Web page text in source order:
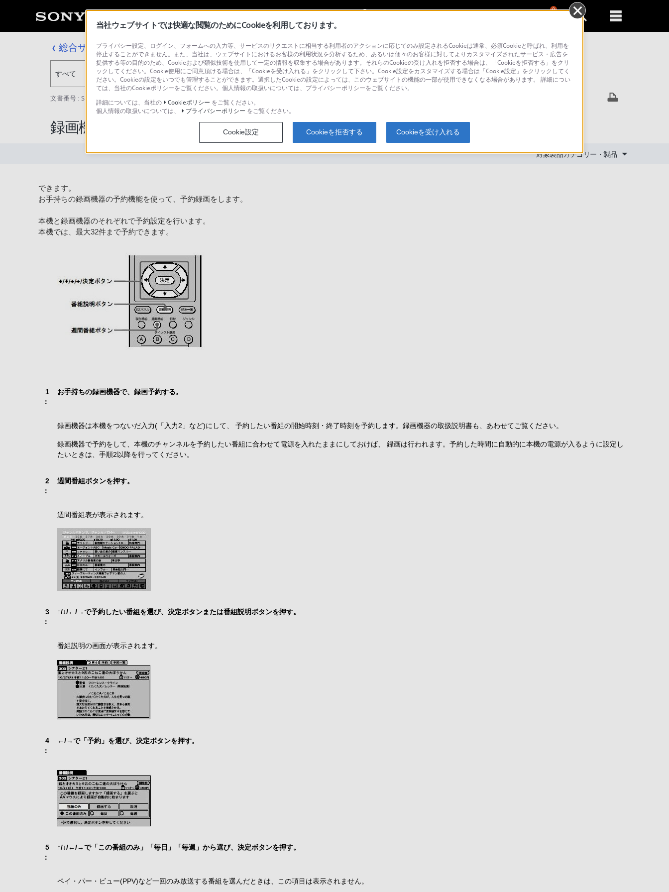
0
総合サポート・お問い合わせ
すべて 検索
文書番号 : S1110278008739 / 最終更新日 : 2025/03/11
録画機に本機のAVマウスが対応しない場合、予約録画はできますか？
対象製品カテゴリー・製品
できます。
お手持ちの録画機器の予約機能を使って、予約録画をします。
本機と録画機器のそれぞれで予約設定を行います。
本機では、最大32件まで予約できます。
1
：
お手持ちの録画機器で、録画予約する。
録画機器は本機をつないだ入力(「入力2」など)にして、 予約したい番組の開始時刻・終了時刻を予約します。録画機器の取扱説明書も、あわせてご覧ください。
録画機器で予約をして、本機のチャンネルを予約したい番組に合わせて電源を入れたままにしておけば、 録画は行われます。予約した時間に自動的に本機の電源が入るように設定し
たいときは、手順2以降を行ってください。
2
：
週間番組ボタンを押す。
週間番組表が表示されます。
3
：
↑/↓/←/→で予約したい番組を選び、決定ボタンまたは番組説明ボタンを押す。
番組説明の画面が表示されます。
4
：
←/→で「予約」を選び、決定ボタンを押す。
5
：
↑/↓/←/→で「この番組のみ」「毎日」「毎週」から選び、決定ボタンを押す。
ペイ・パー・ビュー(PPV)など一回のみ放送する番組を選んだときは、この項目は表示されません。
当社ウェブサイトでは快適な閲覧のためにCookieを利用しております。
プライバシー設定、ログイン、フォームへの入力等、サービスのリクエストに相当する利用者のアクションに応じてのみ設定されるCookieは通常、必須Cookieと呼ばれ、利用を
停止することができません。また、当社は、ウェブサイトにおけるお客様の利用状況を分析するため、あるいは個々のお客様に対してよりカスタマイズされたサービス・広告を
提供する等の目的のため、Cookieおよび類似技術を使用して一定の情報を収集する場合があります。それらのCookieの受け入れを拒否する場合は、「Cookieを拒否する」をクリ
ックしてください。Cookie使用にご同意頂ける場合は、「Cookieを受け入れる」をクリックして下さい。Cookie設定をカスタマイズする場合は「Cookie設定」をクリックしてく
ださい。Cookieの設定をいつでも管理することができます。選択したCookieの設定によっては、このウェブサイトの機能の一部が使用できなくなる場合があります。 詳細につい
ては、当社のCookieポリシーをご覧ください。個人情報の取扱いについては、プライバシーポリシーをご覧ください。
詳細については、当社の
Cookieポリシー をご覧ください。
個人情報の取扱いについては、
プライバシーポリシー をご覧ください。
Cookie設定 Cookieを拒否する Cookieを受け入れる